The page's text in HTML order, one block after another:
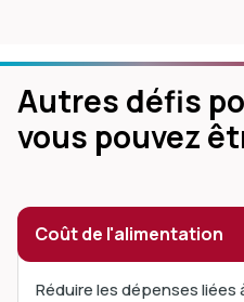
Autres défis
vous pouvez
Coût de l'alimentation
Réduire les dépenses